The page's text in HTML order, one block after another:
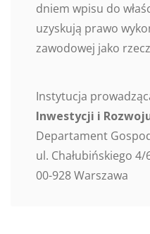
dniem wpisu do
uzyskują prawo
zawodowej jako
Instytucja
Inwestycji i
Departament
ul. Chałubińskiego 4/
00-928 Warszawa